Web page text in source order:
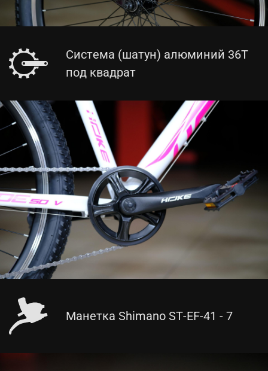
Система (шатун) алюминий 36T
под квадрат
Манетка Shimano ST-EF-41 - 7